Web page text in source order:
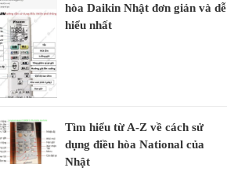
hòa Daikin Nhật đơn giản và dễ
hiểu nhất
Tìm hiểu từ A-Z về cách sử
dụng điều hòa National của
Nhật